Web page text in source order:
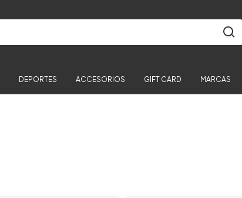
DEPORTES ACCESORIOS GIFT CARD MARCAS